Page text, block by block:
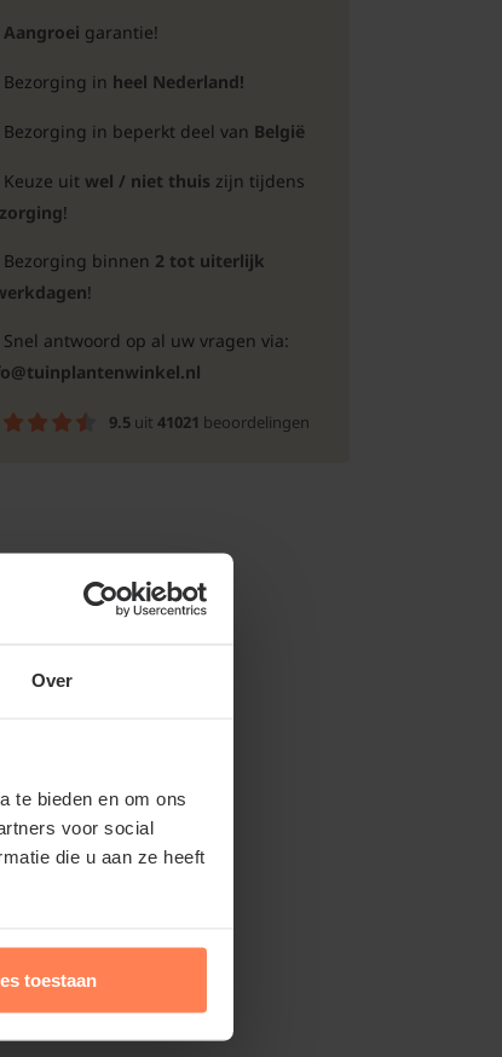
Over
te bieden en om ons
voor social
die u aan ze heeft
toestaan
Aangroei garantie!
Bezorging in heel Nederland!
Bezorging in beperkt deel van België
Keuze uit wel / niet thuis zijn tijdens
!
Bezorging binnen 2 tot uiterlijk
!
Snel antwoord op al uw vragen via:
9.5 uit 41021 beoordelingen